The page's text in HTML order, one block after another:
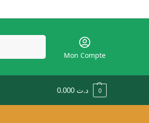
Mon Compte
0.000 د.ت 0